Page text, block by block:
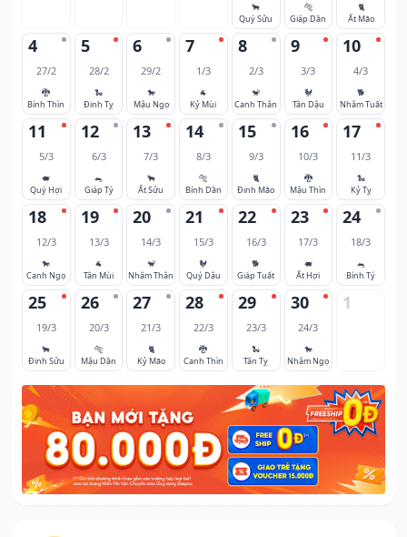
🐂
Quý Sửu
🐅
Giáp Dần
🐈
Ất Mão
4
27/2
🐉
Bính Thìn
5
28/2
🐍
Đinh Tỵ
6
29/2
🐎
Mậu Ngọ
7
1/3
🐐
Kỷ Mùi
8
2/3
🐒
Canh Thân
9
3/3
🐓
Tân Dậu
10
4/3
🐕
Nhâm Tuất
11
5/3
🐖
Quý Hợi
12
6/3
🐀
Giáp Tý
13
7/3
🐂
Ất Sửu
14
8/3
🐅
Bính Dần
15
9/3
🐈
Đinh Mão
16
10/3
🐉
Mậu Thìn
17
11/3
🐍
Kỷ Tỵ
18
12/3
🐎
Canh Ngọ
19
13/3
🐐
Tân Mùi
20
14/3
🐒
Nhâm Thân
21
15/3
🐓
Quý Dậu
22
16/3
🐕
Giáp Tuất
23
17/3
🐖
Ất Hợi
24
18/3
🐀
Bính Tý
25
19/3
🐂
Đinh Sửu
26
20/3
🐅
Mậu Dần
27
21/3
🐈
Kỷ Mão
28
22/3
🐉
Canh Thìn
29
23/3
🐍
Tân Tỵ
30
24/3
🐎
Nhâm Ngọ
1